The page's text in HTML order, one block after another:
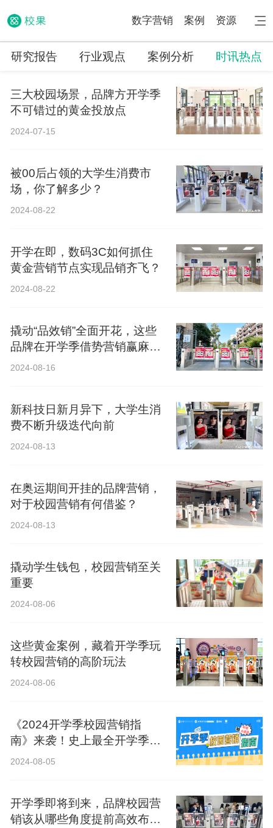
数字营销 案例 资源
研究报告 行业观点 案例分析 时讯热点
三大校园场景，品牌方开学季
不可错过的黄金投放点
2024-07-15
被00后占领的大学生消费市
场，你了解多少？
2024-08-22
开学在即，数码3C如何抓住
黄金营销节点实现品销齐飞？
2024-08-22
撬动“品效销”全面开花，这些
品牌在开学季借势营销赢麻
了！
2024-08-16
新科技日新月异下，大学生消
费不断升级迭代向前
2024-08-13
在奥运期间开挂的品牌营销，
对于校园营销有何借鉴？
2024-08-13
撬动学生钱包，校园营销至关
重要
2024-08-06
这些黄金案例，藏着开学季玩
转校园营销的高阶玩法
2024-08-06
《2024开学季校园营销指
南》来袭！史上最全开学季营
销攻略！
2024-08-05
开学季即将到来，品牌校园营
销该从哪些角度提前高效布